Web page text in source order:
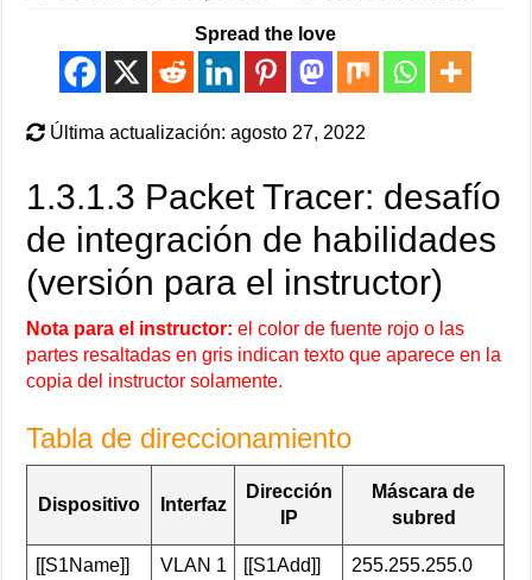
Spread the love
Última actualización: agosto 27, 2022
1.3.1.3 Packet Tracer: desafío
de integración de habilidades
(versión para el instructor)
Nota para el instructor: el color de fuente rojo o las
partes resaltadas en gris indican texto que aparece en la
copia del instructor solamente.
Tabla de direccionamiento
Dispositivo Interfaz
Dirección
IP
Máscara de
subred
[[S1Name]] VLAN 1 [[S1Add]] 255.255.255.0